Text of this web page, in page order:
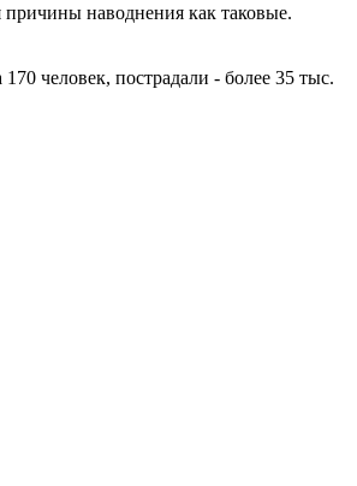
наводнения как таковые.
человек, пострадали - более 35 тыс.